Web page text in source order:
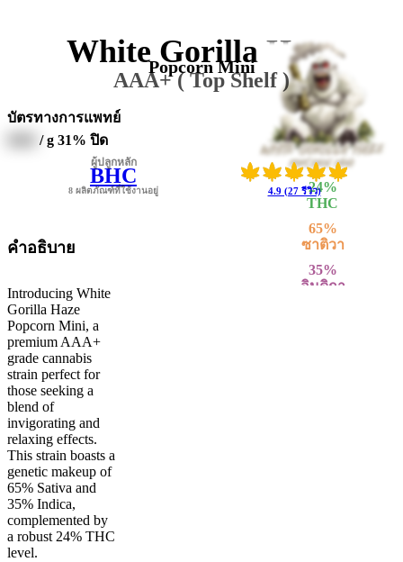
24%
THC
65%
ซาติวา
35%
อินดิกา
White Gorilla Haze
Popcorn Mini
AAA+ ( Top Shelf )
บัตรทางการแพทย์
/ g 31% ปิด
4.9 (27 รีวิว)
ผู้ปลูกหลัก
BHC
8 ผลิตภัณฑ์ที่ใช้งานอยู่
คำอธิบาย
Introducing White
Gorilla Haze
Popcorn Mini, a
premium AAA+
grade cannabis
strain perfect for
those seeking a
blend of
invigorating and
relaxing effects.
This strain boasts a
genetic makeup of
65% Sativa and
35% Indica,
complemented by
a robust 24% THC
level.